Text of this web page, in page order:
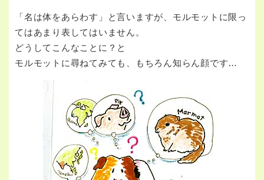
「名は体をあらわす」と言いますが、モルモットに限っ
てはあまり表してはいません。
どうしてこんなことに？と
モルモットに尋ねてみても、もちろん知らん顔です…